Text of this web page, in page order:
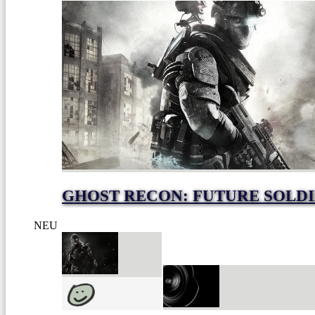
GHOST RECON: FUTURE
NEU